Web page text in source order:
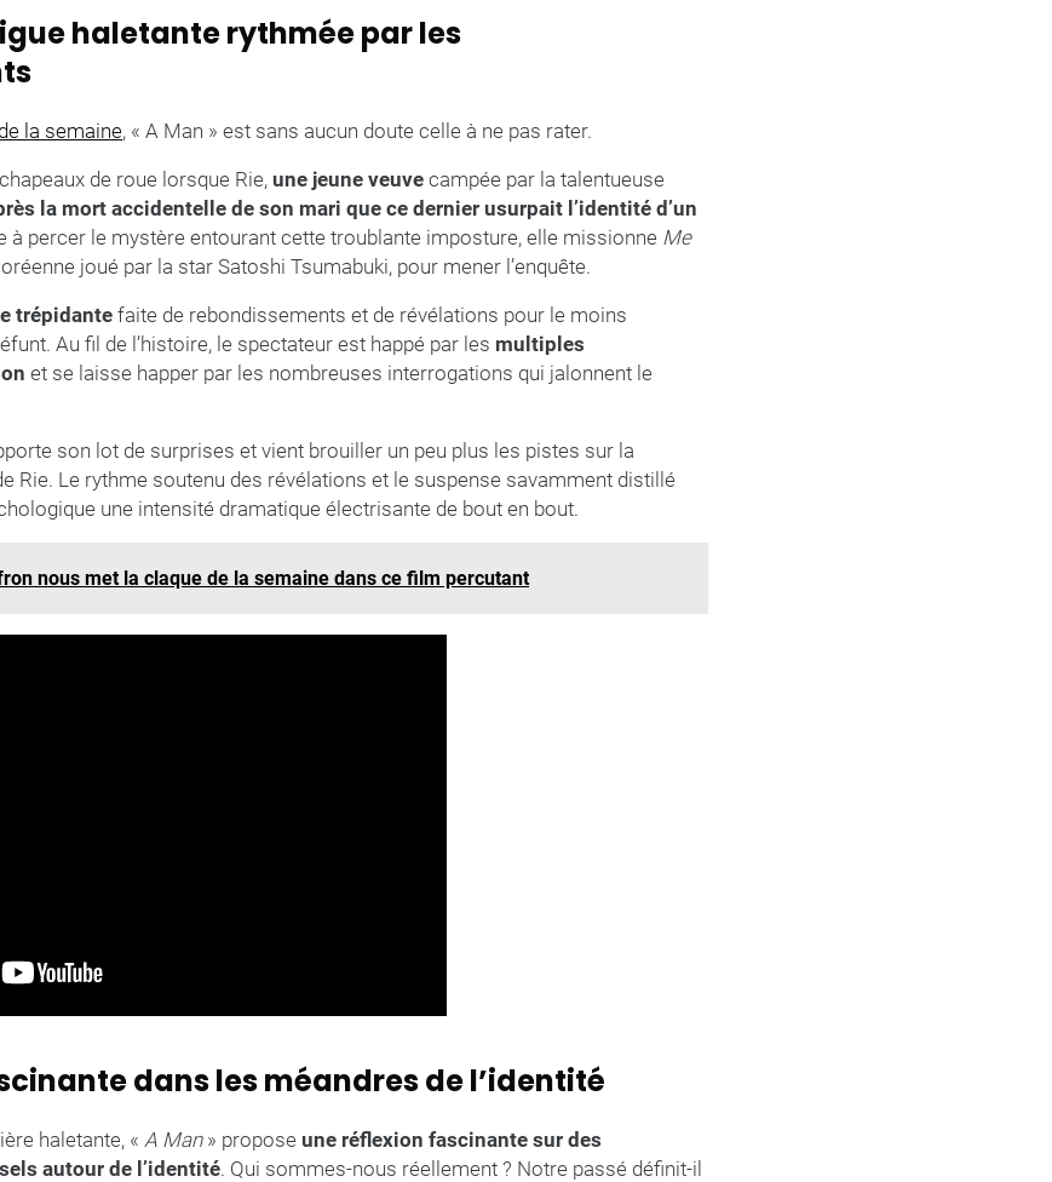
haletante rythmée par les
la semaine, « A Man » est sans aucun doute celle à ne pas rater.
de roue lorsque Rie, une jeune veuve campée par la talentueuse
la mort accidentelle de son mari que ce dernier usurpait l’identité d’un
à percer le mystère entourant cette troublante imposture, elle missionne Me
joué par la star Satoshi Tsumabuki, pour mener l’enquête.
trépidantefaite de rebondissements et de révélations pour le moins
Au fil de l’histoire, le spectateur est happé par les multiples
et se laisse happer par les nombreuses interrogations qui jalonnent le
son lot de surprises et vient brouiller un peu plus les pistes sur la
Rie. Le rythme soutenu des révélations et le suspense savamment distillé
une intensité dramatique électrisante de bout en bout.
nous met la claque de la semaine dans ce film percutant
dans les méandres de l’identité
haletante, « A Man» propose une réflexion fascinante sur des
autour de l’identité. Qui sommes-nous réellement ? Notre passé définit-il